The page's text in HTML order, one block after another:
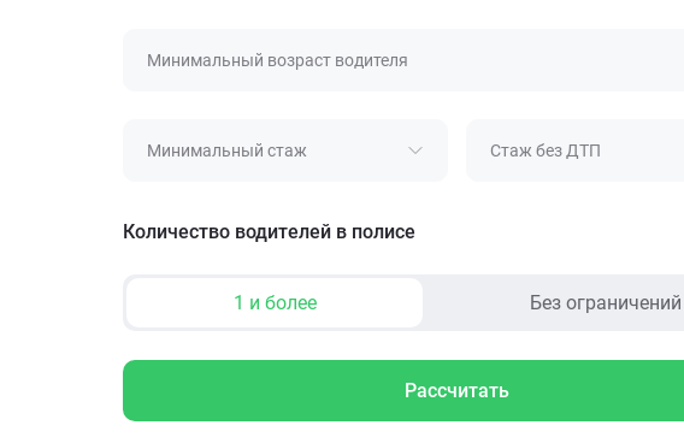
Минимальный возраст водителя
Минимальный стаж Стаж без ДТП
Количество водителей в полисе
1 и более Без ограничений
Рассчитать